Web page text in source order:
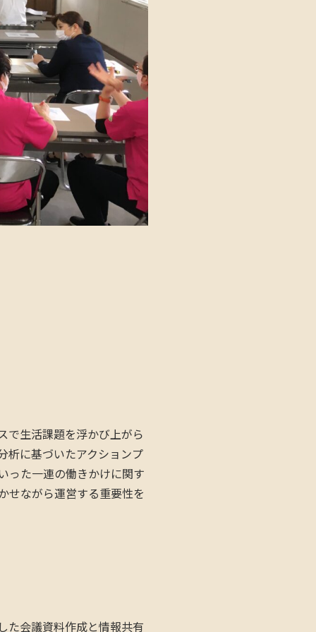
で生活課題を浮かび上がら
析に基づいたアクションプ
った一連の働きかけに関す
せながら運営する重要性を
た会議資料作成と情報共有